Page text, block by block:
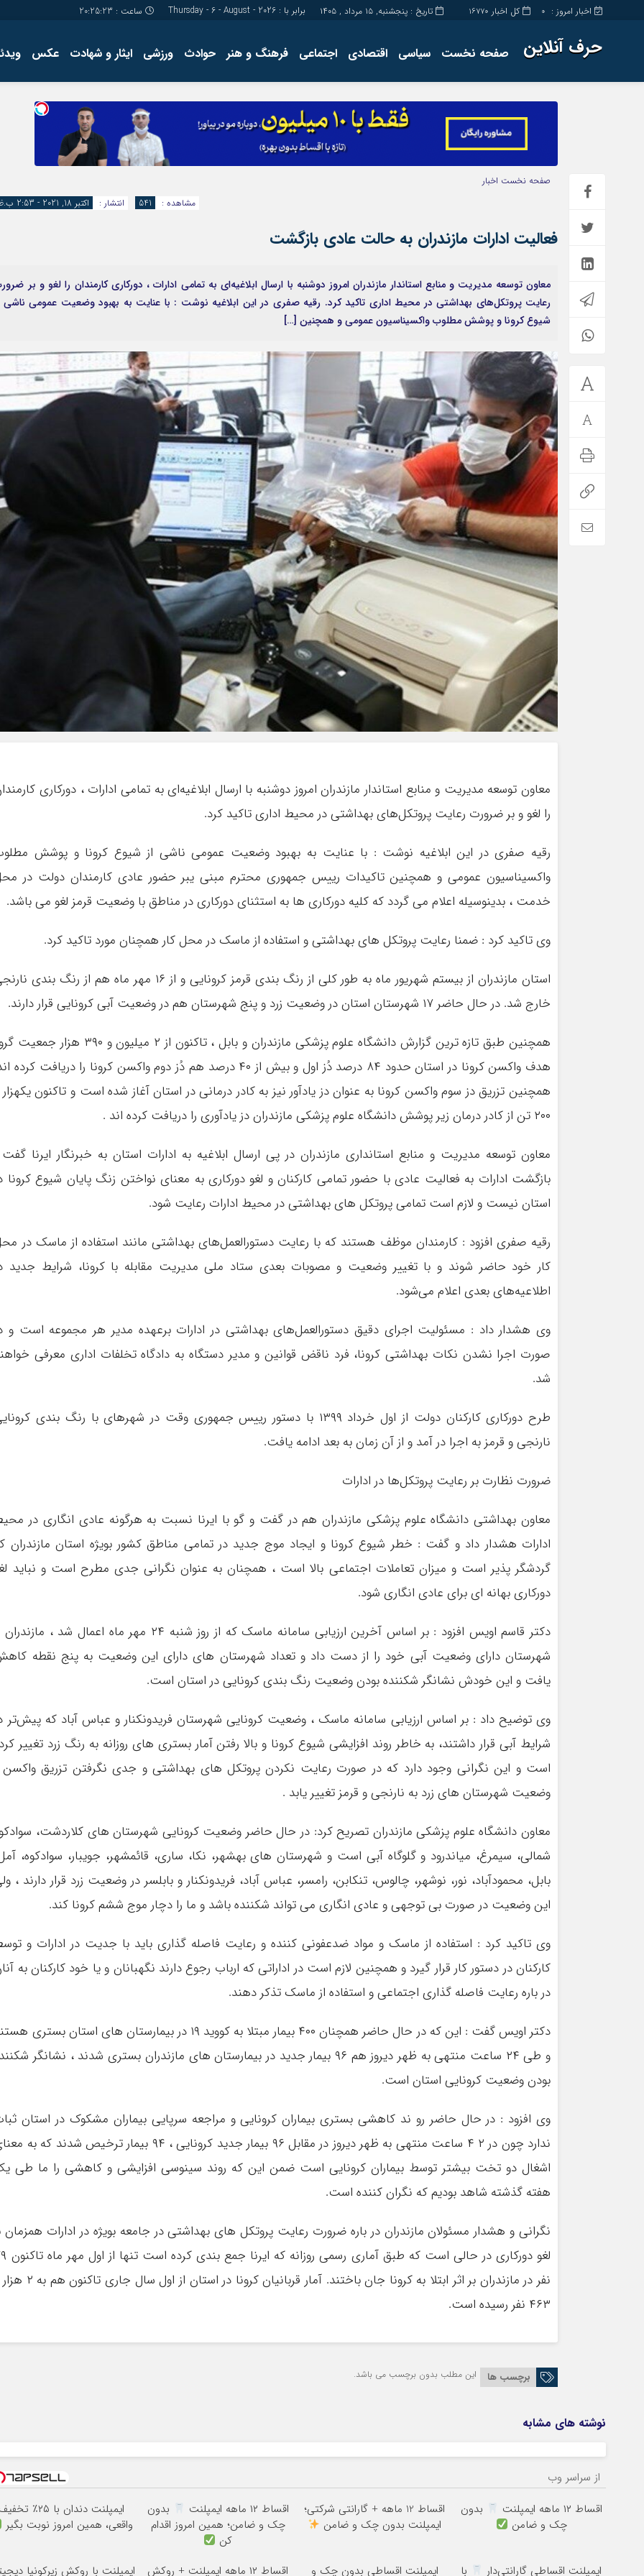
کل اخبار 16770 اخبار امروز : 0 تاریخ : پنجشنبه, ۱۵ مرداد , ۱۴۰۵ برابر با : Thursday - 6 - August - 2026 ساعت : 20:25:24
حرف آنلاین صفحه نخست سیاسی اقتصادی اجتماعی فرهنگ و هنر حوادث ورزشی ایثار و شهادت عکس
کارگاه
تولید
مجله ای
صفحه نخست اخبار
انتشار :
اکتبر 18, 2021 - 2:53 ب.ظ مشاهده : 541
فعالیت ادارات مازندران به حالت عادی بازگشت
معاون توسعه مدیریت و منابع استاندار مازندران امروز دوشنبه با ارسال ابلاغیه‌ای به تمامی ادارات ، دورکاری کارمندان را لغو و بر
رعایت پروتکل‌های بهداشتی در محیط اداری تاکید کرد. رقیه صفری در این ابلاغیه نوشت : با عنایت به بهبود وضعیت عمومی ناشی
شیوع کرونا و پوشش مطلوب واکسیناسیون عمومی و همچنین […]
معاون توسعه مدیریت و منابع استاندار مازندران امروز دوشنبه با ارسال ابلاغیه‌ای به تمامی ادارات ، دورکاری
را لغو و بر ضرورت رعایت پروتکل‌های بهداشتی در محیط اداری تاکید کرد.
رقیه صفری در این ابلاغیه نوشت : با عنایت به بهبود وضعیت عمومی ناشی از شیوع کرونا و پوشش
واکسیناسیون عمومی و همچنین تاکیدات رییس جمهوری محترم مبنی یبر حضور عادی کارمندان دولت در
خدمت ، بدینوسیله اعلام می گردد که کلیه دورکاری ها به استثنای دورکاری در مناطق با وضعیت قرمز لغو می باشد.
وی تاکید کرد : ضمنا رعایت پروتکل های بهداشتی و استفاده از ماسک در محل کار همچنان مورد تاکید کرد.
استان مازندران از بیستم شهریور ماه به طور کلی از رنگ بندی قرمز کرونایی و از ۱۶ مهر ماه هم از رنگ بندی
خارج شد. در حال حاضر ۱۷ شهرستان استان در وضعیت زرد و پنج شهرستان هم در وضعیت آبی کرونایی قرار دارند.
همچنین طبق تازه ترین گزارش دانشگاه علوم پزشکی مازندران و بابل ، تاکنون از ۲ میلیون و ۳۹۰
هدف واکسن کرونا در استان حدود ۸۴ درصد دُز اول و بیش از ۴۰ درصد هم دُز دوم واکسن کرونا را دریافت کرده
همچنین تزریق دز سوم واکسن کرونا به عنوان دز یادآور نیز به کادر درمانی در استان آغاز شده است و تاکنون
۲۰۰ تن از کادر درمان زیر پوشش دانشگاه علوم پزشکی مازندران دز یادآوری را دریافت کرده اند .
معاون توسعه مدیریت و منابع استانداری مازندران در پی ارسال ابلاغیه به ادارات استان به خبرنگار ایرنا
بازگشت ادارات به فعالیت عادی با حضور تمامی کارکنان و لغو دورکاری به معنای نواختن زنگ پایان شیوع کرونا
استان نیست و لازم است تمامی پروتکل های بهداشتی در محیط ادارات رعایت شود.
رقیه صفری افزود : کارمندان موظف هستند که با رعایت دستورالعمل‌های بهداشتی مانند استفاده از ماسک در
کار خود حاضر شوند و با تغییر وضعیت و مصوبات بعدی ستاد ملی مدیریت مقابله با کرونا، شرایط جدید
اطلاعیه‌های بعدی اعلام می‌شود.
وی هشدار داد : مسئولیت اجرای دقیق دستورالعمل‌های بهداشتی در ادارات برعهده مدیر هر مجموعه است و
صورت اجرا نشدن نکات بهداشتی کرونا، فرد ناقض قوانین و مدیر دستگاه به دادگاه تخلفات اداری معرفی
شد.
طرح دورکاری کارکنان دولت از اول خرداد ۱۳۹۹ با دستور رییس جمهوری وقت در شهرهای با رنگ بندی
نارنجی و قرمز به اجرا در آمد و از آن زمان به بعد ادامه یافت.
ضرورت نظارت بر رعایت پروتکل‌ها در ادارات
معاون بهداشتی دانشگاه علوم پزشکی مازندران هم در گفت و گو با ایرنا نسبت به هرگونه عادی انگاری در
ادارات هشدار داد و گفت : خطر شیوع کرونا و ایجاد موج جدید در تمامی مناطق کشور بویژه استان مازندران
گردشگر پذیر است و میزان تعاملات اجتماعی بالا است ، همچنان به عنوان نگرانی جدی مطرح است و نباید
دورکاری بهانه ای برای عادی انگاری شود.
شهرستان دارای وضعیت آبی خود را از دست داد و تعداد شهرستان های دارای این وضعیت به پنج نقطه
یافت و این خودش نشانگر شکننده بودن وضعیت رنگ بندی کرونایی در استان است.
وی توضیح داد : بر اساس ارزیابی سامانه ماسک ، وضعیت کرونایی شهرستان فریدونکنار و عباس آباد که پیش‌تر
شرایط آبی قرار داشتند، به خاطر روند افزایشی شیوع کرونا و بالا رفتن آمار بستری های روزانه به رنگ زرد تغییر
است و این نگرانی وجود دارد که در صورت رعایت نکردن پروتکل های بهداشتی و جدی نگرفتن تزریق واکسن
وضعیت شهرستان های زرد به نارنجی و قرمز تغییر یابد .
معاون دانشگاه علوم پزشکی مازندران تصریح کرد: در حال حاضر وضعیت کرونایی شهرستان های کلاردشت،
شمالی، سیمرغ، میاندرود و گلوگاه آبی است و شهرستان های بهشهر، نکا، ساری، قائمشهر، جویبار، سوادکوه،
بابل، محمودآباد، نور، نوشهر، چالوس، تنکابن، رامسر، عباس آباد، فریدونکنار و بابلسر در وضعیت زرد قرار دارند ،
این وضعیت در صورت بی توجهی و عادی انگاری می تواند شکننده باشد و ما را دچار موج ششم کرونا کند.
وی تاکید کرد : استفاده از ماسک و مواد ضدعفونی کننده و رعایت فاصله گذاری باید با جدیت در ادارات و
کارکنان در دستور کار قرار گیرد و همچنین لازم است در اداراتی که ارباب رجوع دارند نگهبانان و یا خود کارکنان به
در باره رعایت فاصله گذاری اجتماعی و استفاده از ماسک تذکر دهند.
دکتر اویس گفت : این که در حال حاضر همچنان ۴۰۰ بیمار مبتلا به کووید ۱۹ در بیمارستان های استان بستری
و طی ۲۴ ساعت منتهی به ظهر دیروز هم ۹۶ بیمار جدید در بیمارستان های مازندران بستری شدند ، نشانگر
بودن وضعیت کرونایی استان است.
وی افزود : در حال حاضر رو ند کاهشی بستری بیماران کرونایی و مراجعه سرپایی بیماران مشکوک در استان
ندارد چون در ۲ ۴ ساعت منتهی به ظهر دیروز در مقابل ۹۶ بیمار جدید کرونایی ، ۹۴ بیمار ترخیص شدند که
اشغال دو تخت بیشتر توسط بیماران کرونایی است ضمن این که روند سینوسی افزایشی و کاهشی را ما طی
هفته گذشته شاهد بودیم که نگران کننده است.
نگرانی و هشدار مسئولان مازندران در باره ضرورت رعایت پروتکل های بهداشتی در جامعه بویژه در ادارات همزمان
لغو دورکاری در حالی است که
نفر در مازندران بر اثر ابتلا به کرونا جان باختند. آمار قربانیان کرونا در
۴۶۳ نفر رسیده است.
برچسب ها این مطلب بدون برچسب می باشد.
نوشته های مشابه
از سراسر وب
اقساط ۱۲ ماهه ایمپلنت
بدون
چک و ضامن
اقساط 12 ماهه + گارانتی شرکتی؛
ایمپلنت بدون چک و ضامن
اقساط ۱۲ ماهه ایمپلنت
بدون
چک و ضامن؛ همین امروز اقدام
کن
ایمپلنت دندان با ۲۵٪
واقعی، همین امروز نوبت بگیر
ایمپلنت اقساطی گارانتی‌دار با ایمپلنت اقساطی بدون چک و اقساط ۱۲ ماهه ایمپلنت + روکش ایمپلنت با روکش زیرکونیا